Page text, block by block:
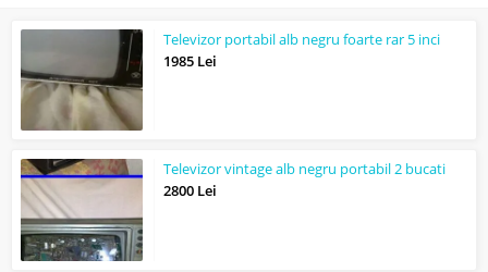
Televizor portabil alb negru foarte rar 5 inci
1985 Lei
Televizor vintage alb negru portabil 2 bucati
2800 Lei